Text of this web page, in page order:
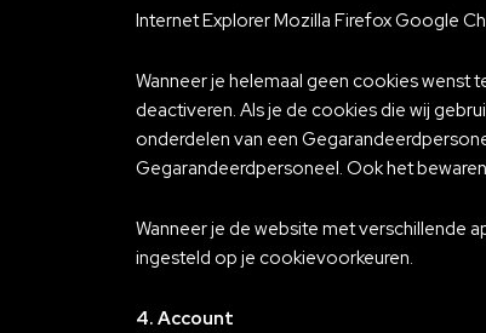
Internet Explorer Mozilla Firefox Google
Wanneer je helemaal geen cookies wenst
deactiveren. Als je de cookies die wij
onderdelen van een
Gegarandeerdpersoneel. Ook het
Wanneer je de website met verschillende
ingesteld op je cookievoorkeuren.
4. Account